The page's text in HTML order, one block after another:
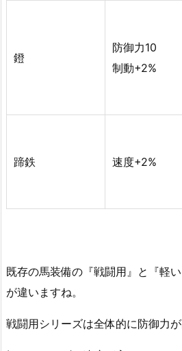
鐙
防御力10
制動+2%
蹄鉄 速度+2%
既存の馬装備の『戦闘用』と『軽い
が違いますね。
戦闘用シリーズは全体的に防御力が